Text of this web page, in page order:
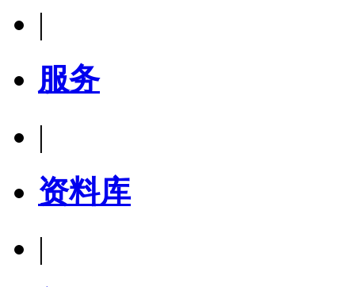
|
服务
|
资料库
|